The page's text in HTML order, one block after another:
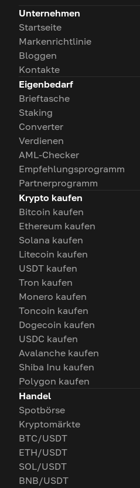
Unternehmen
Startseite
Markenrichtlinie
Bloggen
Kontakte
Eigenbedarf
Brieftasche
Staking
Converter
Verdienen
AML-Checker
Empfehlungsprogramm
Partnerprogramm
Krypto kaufen
Bitcoin kaufen
Ethereum kaufen
Solana kaufen
Litecoin kaufen
USDT kaufen
Tron kaufen
Monero kaufen
Toncoin kaufen
Dogecoin kaufen
USDC kaufen
Avalanche kaufen
Shiba Inu kaufen
Polygon kaufen
Handel
Spotbörse
Kryptomärkte
BTC/USDT
ETH/USDT
SOL/USDT
BNB/USDT